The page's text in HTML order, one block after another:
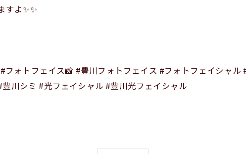
すよ✨️✨️
ォトフェイス📸 #豊川フォトフェイス #フォトフェイシャ
川シミ #光フェイシャル #豊川光フェイシャル